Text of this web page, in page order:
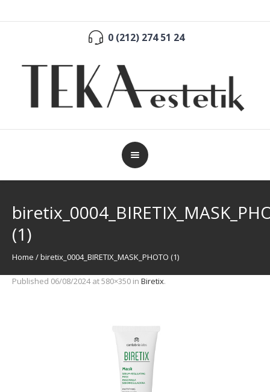
0 (212) 274 51 24
(1)
Home /biretix_0004_BIRETIX_MASK_PHOTO (1)
Published 06/08/2024at 580×350 in Biretix.